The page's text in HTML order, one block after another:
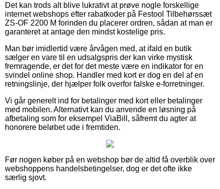
Det kan trods alt blive lukrativt at prøve nogle forskellige
internet webshops efter rabatkoder på Festool Tilbehørssæt
ZS-OF 2200 M forinden du placerer ordren, sådan at man er
garanteret at antage den mindst kostelige pris.
Man bør imidlertid være årvågen med, at ifald en butik
sælger en vare til en udsalgspris der kan virke mystisk
fremragende, er det for det meste være en indikator for en
svindel online shop. Handler med kort er dog en del af en
retningslinje, der hjælper folk overfor falske e-forretninger.
Vi går generelt ind for betalinger med kort eller betalinger
med mobilen. Alternativt kan du anvende en løsning på
afbetaling som for eksempel ViaBill, såfremt du agter at
honorere beløbet ude i fremtiden.
Før nogen køber på en webshop bør de altid få overblik over
webshoppens handelsbetingelser, dog er det ofte ikke
særlig sjovt.